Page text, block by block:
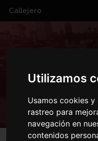
Utilizamos
Usamos cookies
rastreo para
navegación en
contenidos
Callejero
CALLE